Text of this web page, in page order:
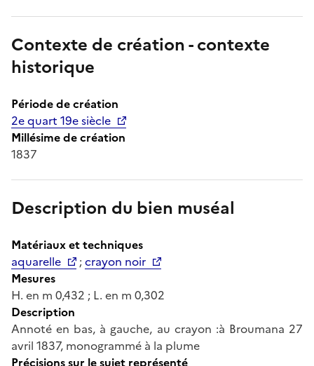
Contexte de création - contexte
historique
Période de création
2e quart 19e siècle
Millésime de création
1837
Description du bien muséal
Matériaux et techniques
aquarelle
;crayon noir
Mesures
H. en m 0,432 ; L. en m 0,302
Description
Annoté en bas, à gauche, au crayon :à Broumana 27
avril 1837, monogrammé à la plume
Précisions sur le sujet représenté